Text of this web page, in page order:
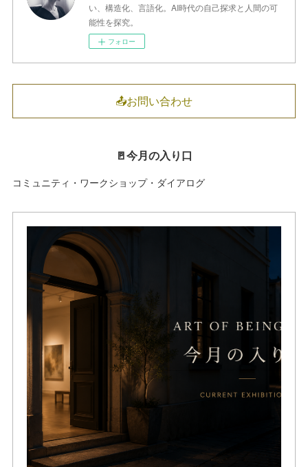
い、構造化、言語化。AI時代の自己探求と人間の可
能性を探究。
フォロー
📤お問い合わせ
🚪今月の入り口
コミュニティ・ワークショップ・ダイアログ